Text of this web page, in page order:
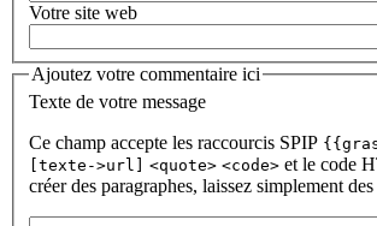
Votre site web
Ajoutez votre commentaire ici
Texte de votre message
Ce champ accepte les raccourcis SPIP
[texte->url]
<quote> <code> et le code
créer des paragraphes, laissez simplement